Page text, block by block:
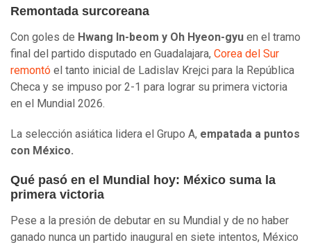
Remontada surcoreana
Con goles de Hwang In-beom y Oh Hyeon-gyu en el tramo
final del partido disputado en Guadalajara, Corea del Sur
remontó el tanto inicial de Ladislav Krejci para la República
Checa y se impuso por 2-1 para lograr su primera victoria
en el Mundial 2026.
La selección asiática lidera el Grupo A, empatada a puntos
con México.
Qué pasó en el Mundial hoy: México suma la
primera victoria
Pese a la presión de debutar en su Mundial y de no haber
ganado nunca un partido inaugural en siete intentos, México